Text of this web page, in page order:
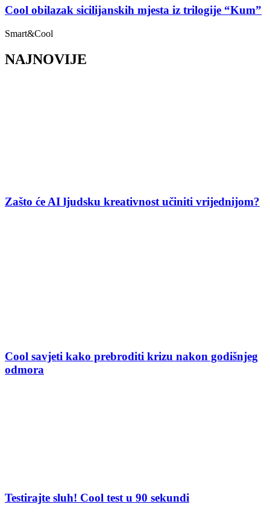
Cool obilazak sicilijanskih mjesta iz trilogije “Kum”
Smart&Cool
NAJNOVIJE
Zašto će AI ljudsku kreativnost učiniti vrijednijom?
Cool savjeti kako prebroditi krizu nakon godišnjeg
odmora
Testirajte sluh! Cool test u 90 sekundi